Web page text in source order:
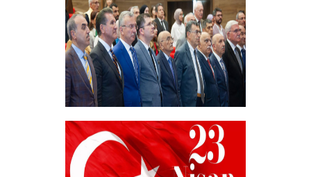
+
Akademik Bilim, Sanat ve Spor Ödülleri”
Sahiplerini Buldu.